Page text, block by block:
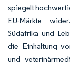
spiegelt
EU-Märkte
Südafrika und
die Einhaltung
und